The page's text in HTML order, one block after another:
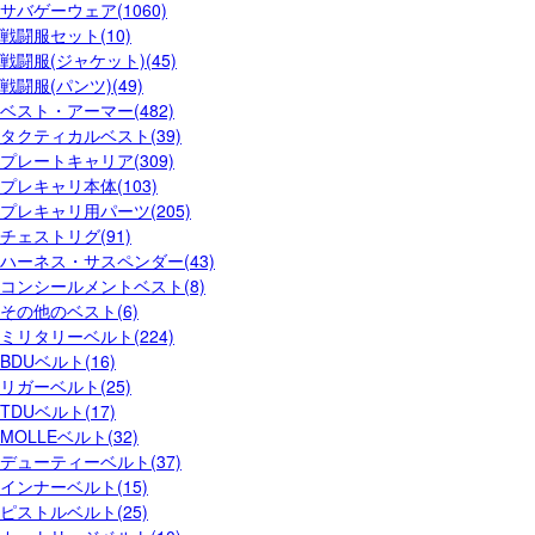
サバゲーウェア(1060)
戦闘服セット(10)
戦闘服(ジャケット)(45)
戦闘服(パンツ)(49)
ベスト・アーマー(482)
タクティカルベスト(39)
プレートキャリア(309)
プレキャリ本体(103)
プレキャリ用パーツ(205)
チェストリグ(91)
ハーネス・サスペンダー(43)
コンシールメントベスト(8)
その他のベスト(6)
ミリタリーベルト(224)
BDUベルト(16)
リガーベルト(25)
TDUベルト(17)
MOLLEベルト(32)
デューティーベルト(37)
インナーベルト(15)
ピストルベルト(25)